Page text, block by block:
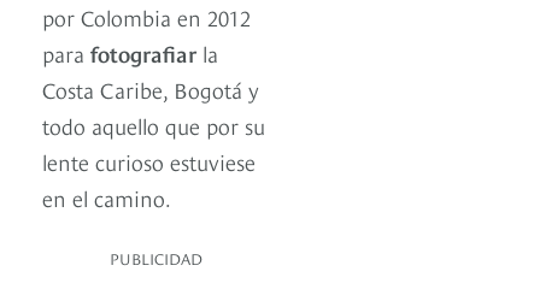
por Colombia en 2012
para fotografiar la
Costa Caribe, Bogotá y
todo aquello que por su
lente curioso estuviese
en el camino.
PUBLICIDAD